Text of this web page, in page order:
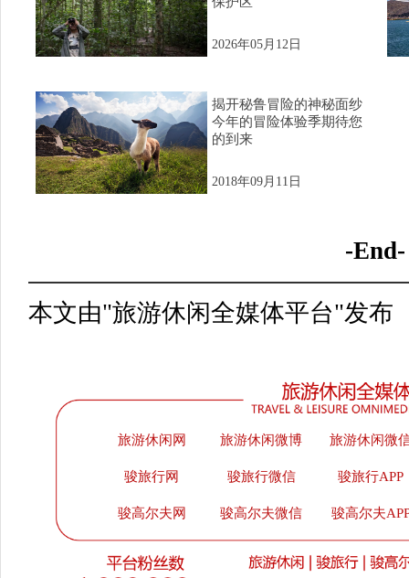
2026年05月12日
揭开秘鲁冒险的神秘面纱
今年的冒险体验季期待您
的到来
2018年09月11日
-End-
本文由"旅游休闲全媒体平台"发布
旅游休闲网 旅游休闲微博 旅游休闲微
骏旅行网 骏旅行微信 骏旅行APP
骏高尔夫网 骏高尔夫微信 骏高尔夫